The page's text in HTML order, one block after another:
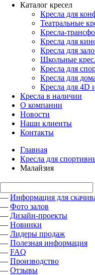
Каталог кресел
Кресла для
Театральные
Кресла-
Кресла для
Кресла для
Школьные
Кресла для
Кресла для
Кресла для 4D
Кресла в наличии
О компании
Новости
Наши клиенты
Контакты
Главная
Кресла для
Малайзия
— Информация для
— Фото залов
— Дизайн-проекты
— Новинки
— Лидеры продаж
— Полезная информация
— FAQ
— Производство
— Отзывы